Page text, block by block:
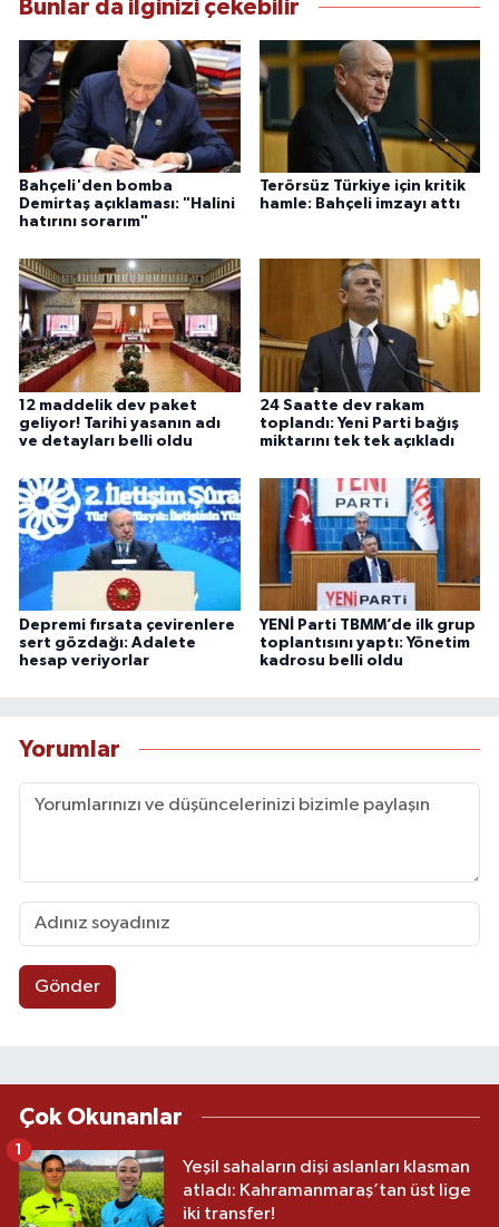
Bunlar da ilginizi çekebilir
Bahçeli'den bomba
Demirtaş açıklaması: "Halini
hatırını sorarım"
Terörsüz Türkiye için kritik
hamle: Bahçeli imzayı attı
12 maddelik dev paket
geliyor! Tarihi yasanın adı
ve detayları belli oldu
24 Saatte dev rakam
toplandı: Yeni Parti bağış
miktarını tek tek açıkladı
Depremi fırsata çevirenlere
sert gözdağı: Adalete
hesap veriyorlar
YENİ Parti TBMM’de ilk grup
toplantısını yaptı: Yönetim
kadrosu belli oldu
Yorumlar
Gönder
Çok Okunanlar
Yeşil sahaların dişi aslanları klasman
atladı: Kahramanmaraş’tan üst lige
iki transfer!
1